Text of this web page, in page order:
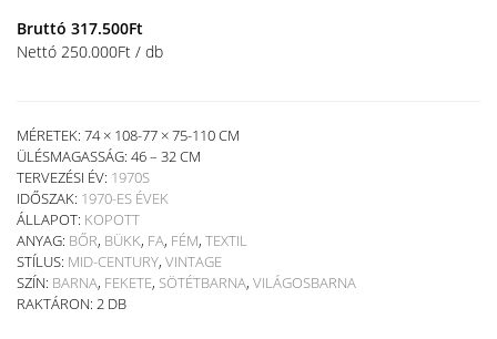
Bruttó 317.500Ft
Nettó 250.000Ft / db
MÉRETEK: 74 × 108-77 × 75-110 CM
ÜLÉSMAGASSÁG: 46 – 32 CM
TERVEZÉSI ÉV: 1970S
IDŐSZAK: 1970-ES ÉVEK
ÁLLAPOT: KOPOTT
ANYAG: BŐR, BÜKK, FA, FÉM, TEXTIL
STÍLUS: MID-CENTURY, VINTAGE
SZÍN: BARNA, FEKETE, SÖTÉTBARNA, VILÁGOSBARNA
RAKTÁRON: 2 DB